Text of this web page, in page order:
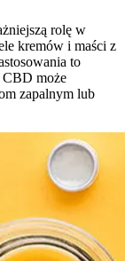
rolę w
kremów i maści z
to
CBD może
zapalnym lub